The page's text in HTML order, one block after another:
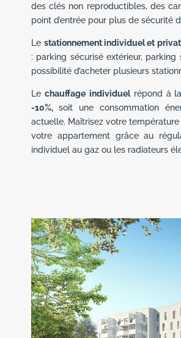
des clés non reproductibles, des
point d’entrée pour plus de sécurité
Le stationnement individuel et
: parking sécurisé extérieur,
possibilité d’acheter plusieurs
Le chauffage individuelrépond à
-10%, soit une consommation
actuelle. Maîtrisez votre
votre appartement grâce au
individuel au gaz ou les radiateurs